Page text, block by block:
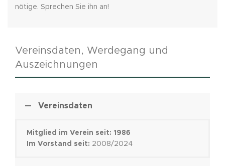
nötige. Sprechen Sie ihn an!
Vereinsdaten, Werdegang und
Auszeichnungen
Vereinsdaten
Mitglied im Verein seit: 1986
Im Vorstand seit: 2008/2024